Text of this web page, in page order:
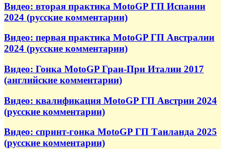
Видео: вторая практика MotoGP ГП Испании
2024 (русские комментарии)
Видео: первая практика MotoGP ГП Австралии
2024 (русские комментарии)
Видео: Гонка MotoGP Гран-При Италии 2017
(английские комментарии)
Видео: квалификация MotoGP ГП Австрии 2024
(русские комментарии)
Видео: спринт-гонка MotoGP ГП Таиланда 2025
(русские комментарии)